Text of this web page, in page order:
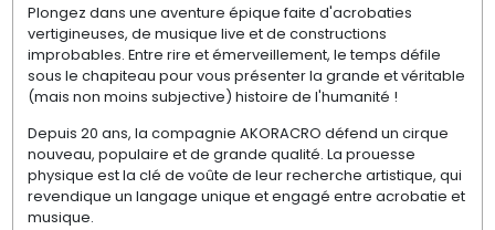
Plongez dans une aventure épique faite d'acrobaties
vertigineuses, de musique live et de constructions
improbables. Entre rire et émerveillement, le temps défile
sous le chapiteau pour vous présenter la grande et véritable
(mais non moins subjective) histoire de l'humanité !
Depuis 20 ans, la compagnie AKORACRO défend un cirque
nouveau, populaire et de grande qualité. La prouesse
physique est la clé de voûte de leur recherche artistique, qui
revendique un langage unique et engagé entre acrobatie et
musique.